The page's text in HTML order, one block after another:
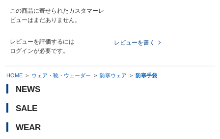
この商品に寄せられたカスタマーレ
ビューはまだありません。
レビューを評価するには
ログインが必要です。
レビューを書く
HOME > ウェア・靴・ウェーダー > 防寒ウェア > 防寒手袋
NEWS
SALE
WEAR